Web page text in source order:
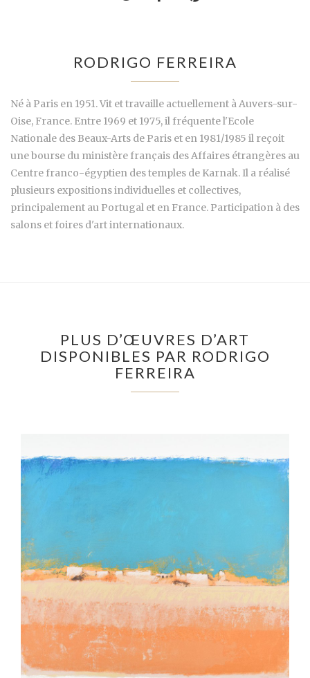
RODRIGO FERREIRA
Né à Paris en 1951. Vit et travaille actuellement à Auvers-sur-
Oise, France. Entre 1969 et 1975, il fréquente l'Ecole
Nationale des Beaux-Arts de Paris et en 1981/1985 il reçoit
une bourse du ministère français des Affaires étrangères au
Centre franco-égyptien des temples de Karnak. Il a réalisé
plusieurs expositions individuelles et collectives,
principalement au Portugal et en France. Participation à des
salons et foires d'art internationaux.
PLUS D’ŒUVRES D’ART
DISPONIBLES PAR RODRIGO
FERREIRA